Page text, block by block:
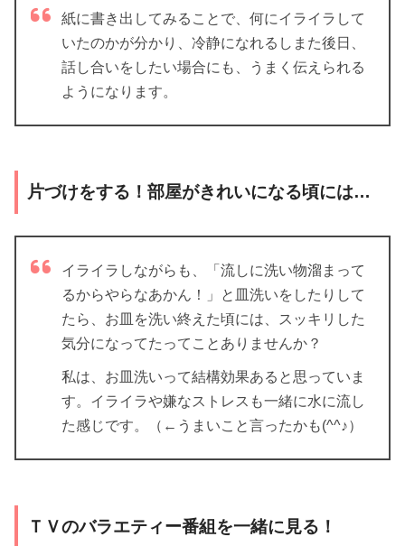
紙に書き出してみることで、何にイライラして
いたのかが分かり、冷静になれるしまた後日、
話し合いをしたい場合にも、うまく伝えられる
ようになります。
片づけをする！部屋がきれいになる頃には…
イライラしながらも、「流しに洗い物溜まって
るからやらなあかん！」と皿洗いをしたりして
たら、お皿を洗い終えた頃には、スッキリした
気分になってたってことありませんか？
私は、お皿洗いって結構効果あると思っていま
す。イライラや嫌なストレスも一緒に水に流し
た感じです。（←うまいこと言ったかも(^^♪）
ＴＶのバラエティー番組を一緒に見る！